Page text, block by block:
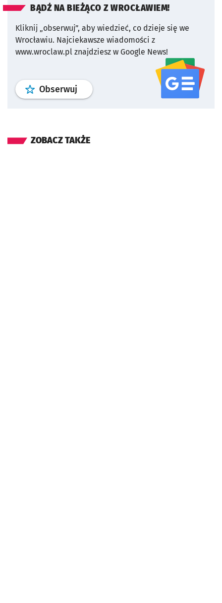
BĄDŹ NA BIEŻĄCO Z WROCŁAWIEM!
Kliknij „obserwuj”, aby wiedzieć, co dzieje się we
Wrocławiu. Najciekawsze wiadomości z
www.wroclaw.pl znajdziesz w Google News!
Obserwuj profil serwisu
ZOBACZ TAKŻE